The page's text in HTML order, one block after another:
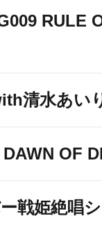
RULE
清水あい
OF
戦姫絶唱